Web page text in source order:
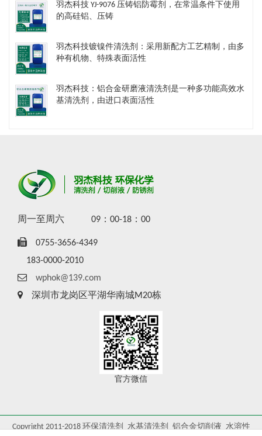
羽杰科技 YJ-9076 压铸铝防霉剂，在常温条件下使用
的高硅铝、压铸
羽杰科技镀镍件清洗剂​：采用新配方工艺精制，由多
种有机物、特殊表面活性
羽杰科技：铝合金研磨液清洗剂是一种多功能高效水
基清洗剂，由进口表面活性
周一至周六 09：00-18：00
0755-3656-4349
183-0000-2010
wphok@139.com
深圳市龙岗区平湖华南城M20栋
官方微信
Copyright 2011-2018 环保清洗剂_水基清洗剂_铝合金切削液_水溶性